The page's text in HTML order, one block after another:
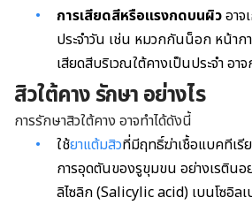
การเสียดสีหรือแรงกดบนผิวอาจ
ประจำวัน เช่น หมวกกันน็อก หน้า
เสียดสีบริเวณใต้คางเป็นประจำ อา
สิวใต้คาง รักษา อย่างไร
การรักษาสิวใต้คาง อาจทำได้ดังนี้
ใช้ยาแต้มสิวที่มีฤทธิ์ฆ่าเชื้อแบคทีเ
การอุดตันของรูขุมขน อย่างเรติน
ลิไซลิก (Salicylic acid) เบนโซอิล